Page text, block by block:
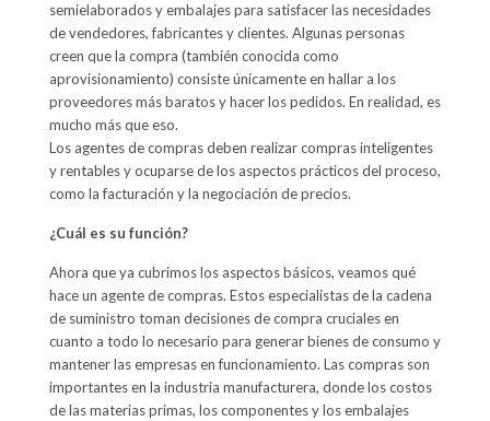
semielaborados y embalajes para satisfacer las necesidades
de vendedores, fabricantes y clientes. Algunas personas
creen que la compra (también conocida como
aprovisionamiento) consiste únicamente en hallar a los
proveedores más baratos y hacer los pedidos. En realidad, es
mucho más que eso.
Los agentes de compras deben realizar compras inteligentes
y rentables y ocuparse de los aspectos prácticos del proceso,
como la facturación y la negociación de precios.
¿Cuál es su función?
Ahora que ya cubrimos los aspectos básicos, veamos qué
hace un agente de compras. Estos especialistas de la cadena
de suministro toman decisiones de compra cruciales en
cuanto a todo lo necesario para generar bienes de consumo y
mantener las empresas en funcionamiento. Las compras son
importantes en la industria manufacturera, donde los costos
de las materias primas, los componentes y los embalajes